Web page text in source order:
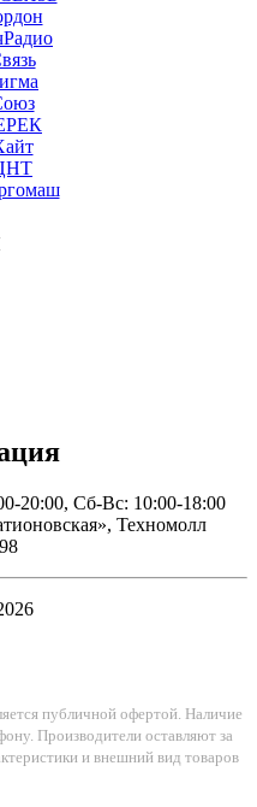
20:00, Сб-Вс: 10:00-18:00
Техномолл
публичной офертой. Наличие
Производители оставляют за
и внешний вид товаров